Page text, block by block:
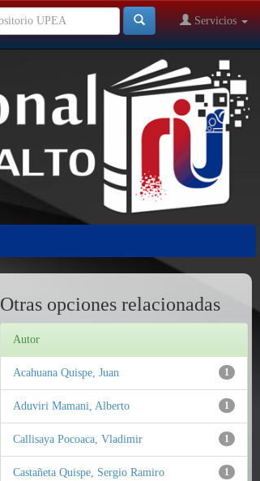
Servicios
Otras opciones relacionadas
Autor
1
Acahuana Quispe, Juan
1
Aduviri Mamani, Alberto
1
Callisaya Pocoaca, Vladimir
1
Castañeta Quispe, Sergio Ramiro